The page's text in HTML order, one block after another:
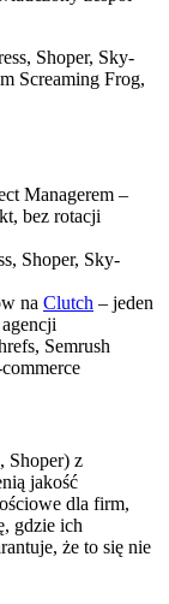
Shoper, Sky-
Screaming Frog,
Managerem –
bez rotacji
Shoper, Sky-
na Clutch – jeden
Semrush
Shoper) z
jakość
dla firm,
gdzie ich
że to się nie